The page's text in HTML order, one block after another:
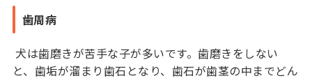
歯周病
犬は歯磨きが苦手な子が多いです。歯磨きをしない
と、歯垢が溜まり歯石となり、歯石が歯茎の中までどん